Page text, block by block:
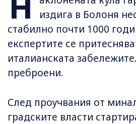
Н
издига в Болоня
стабилно почти 1000
експертите се
италианската
преброени.
След проучвания от
градските власти